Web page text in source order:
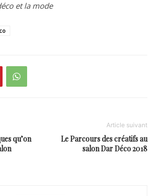
et la mode
qu’on
Article suivant
Le Parcours des créatifs au
salon Dar Déco 2018